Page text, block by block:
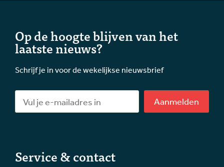
Op de hoogte blijven van het
laatste nieuws?
Schrijf je in voor de wekelijkse nieuwsbrief
Aanmelden
Service & contact